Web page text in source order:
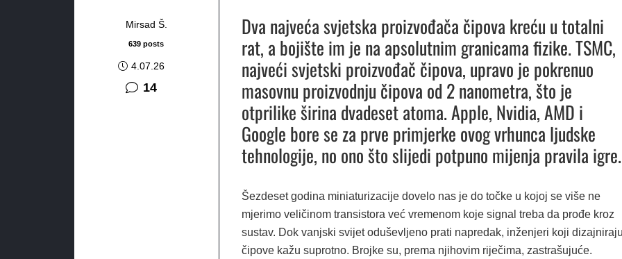
Mirsad Š.
639 posts
4.07.26
14komentara
Dva najveća svjetska proizvođača čipova kreću u totalni
rat, a bojište im je na apsolutnim granicama fizike. TSMC,
najveći svjetski proizvođač čipova, upravo je pokrenuo
masovnu proizvodnju čipova od 2 nanometra, što je
otprilike širina dvadeset atoma. Apple, Nvidia, AMD i
Google bore se za prve primjerke ovog vrhunca ljudske
tehnologije, no ono što slijedi potpuno mijenja pravila igre.
Šezdeset godina miniaturizacije dovelo nas je do točke u kojoj se više ne
mjerimo veličinom transistora već vremenom koje signal treba da prođe kroz
sustav. Dok vanjski svijet oduševljeno prati napredak, inženjeri koji
čipove kažu suprotno. Brojke su, prema njihovim riječima, zastrašujuće.